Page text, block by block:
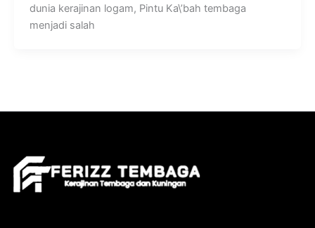
dunia kerajinan logam, Pintu Ka\’bah tembaga
menjadi salah